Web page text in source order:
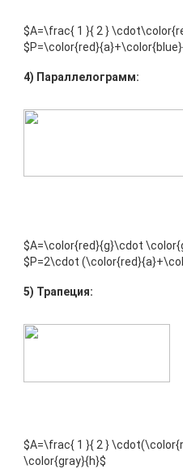
$A=\frac{ 1 }{ 2 }
4) Параллелограмм:
$A=\color{red}{g}\cdot
$P=2\cdot
5) Трапеция:
$A=\frac{ 1 }{ 2 }
\color{gray}{h}$